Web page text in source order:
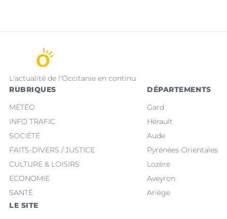
L'actualité de l'Occitanie en continu
RUBRIQUES
MÉTÉO
INFO TRAFIC
SOCIÉTÉ
FAITS-DIVERS / JUSTICE
CULTURE & LOISIRS
ECONOMIE
SANTÉ
DÉPARTEMENTS
Gard
Hérault
Aude
Pyrénées-Orientales
Lozère
Aveyron
Ariège
LE SITE